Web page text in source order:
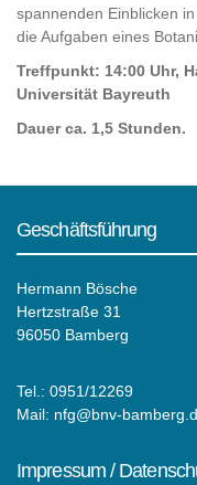
spannenden Einblicken
die Aufgaben eines
Treffpunkt: 14:00 Uhr,
Universität Bayreuth
Dauer ca. 1,5 Stunden.
Geschäftsführung
Hermann Bösche
Hertzstraße 31
96050 Bamberg
Tel.: 0951/12269
Mail: nfg@bnv-
Impressum /